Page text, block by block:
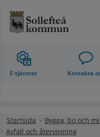
E-tjänster Kontakta
Startsida
Bygga, bo och
Avfall och återvinning